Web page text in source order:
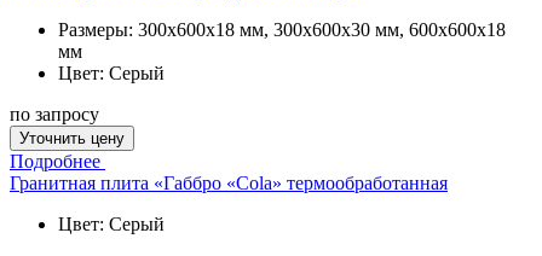
Размеры: 300x600x18 мм, 300x600x30 мм, 600x600x18
мм
Цвет: Серый
по запросу
Уточнить цену
Подробнее
Гранитная плита «Габбро «Cola» термообработанная
Цвет: Серый